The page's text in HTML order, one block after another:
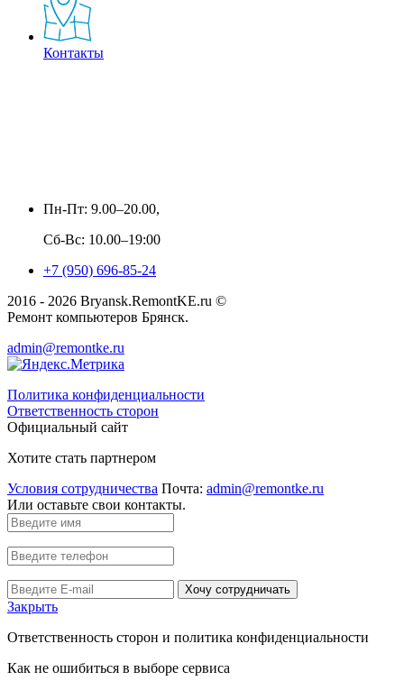
Контакты
Пн-Пт: 9.00–20.00,
Сб-Вс: 10.00–19:00
+7 (950) 696-85-24
2016 - 2026 Bryansk.RemontKE.ru ©
Ремонт компьютеров Брянск.
admin@remontke.ru
Политика конфиденциальности
Ответственность сторон
Официальный сайт
Хотите стать партнером
Условия сотрудничества Почта: admin@remontke.ru
Или оставьте свои контакты.
Хочу сотрудничать
Закрыть
Ответственность сторон и политика конфиденциальности
Как не ошибиться в выборе сервиса